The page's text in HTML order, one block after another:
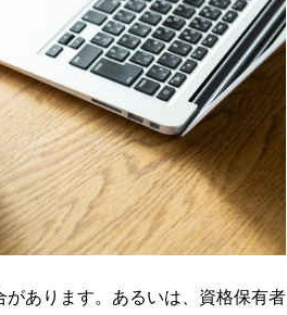
あります。あるいは、資格保有者